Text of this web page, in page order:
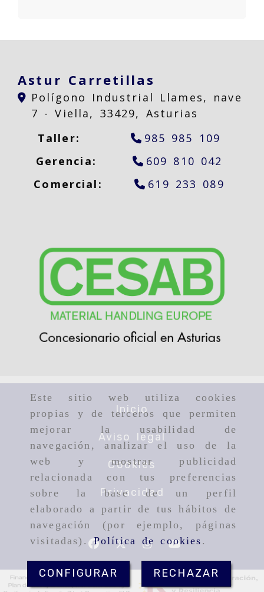
Este sitio web utiliza cookies
propias y de terceros que permiten
mejorar la usabilidad de
navegación, analizar el uso de la
web y mostrar publicidad
relacionada con tus preferencias
sobre la base de un perfil
elaborado a partir de tus hábitos de
navegación (por ejemplo, páginas
visitadas).Política de cookies .
CONFIGURAR RECHAZAR
Astur Carretillas
Polígono Industrial Llames, nave
7 -Viella, 33429, Asturias
Taller:
985 985 109
Gerencia:
609 810 042
Comercial:
619 233 089
Inicio
Aviso legal
Cookies
Privacidad